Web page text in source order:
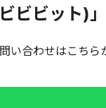
ビビット)」
い合わせはこちら